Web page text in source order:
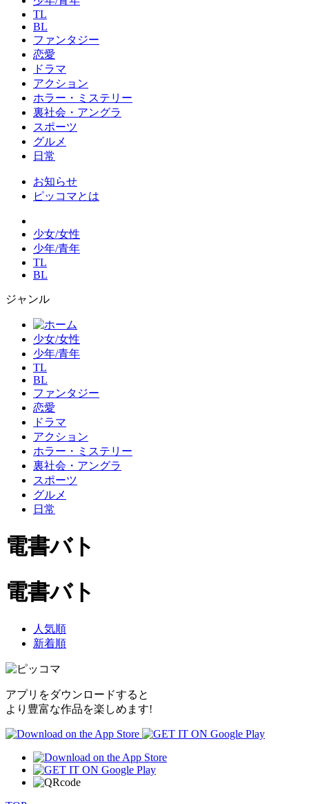
TL
BL
ファンタジー
恋愛
ドラマ
アクション
ホラー・ミステリー
裏社会・アングラ
スポーツ
グルメ
日常
お知らせ
ピッコマとは
少女/女性
少年/青年
TL
BL
ジャンル
少女/女性
少年/青年
TL
BL
ファンタジー
恋愛
ドラマ
アクション
ホラー・ミステリー
裏社会・アングラ
スポーツ
グルメ
日常
電書バト
電書バト
人気順
新着順
アプリをダウンロードすると
より豊富な作品を楽しめます!